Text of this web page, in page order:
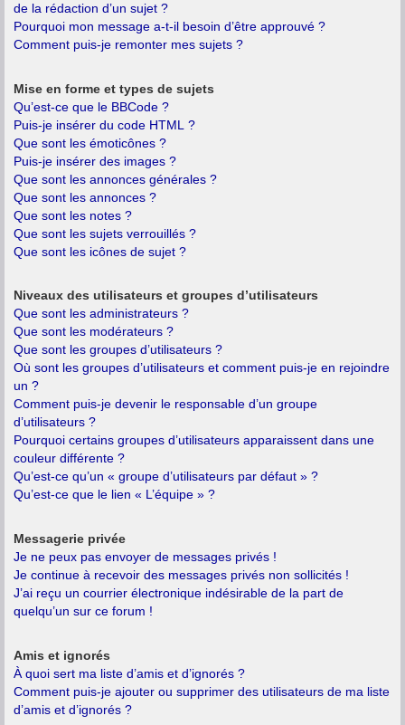
de la rédaction d’un sujet ?
Pourquoi mon message a-t-il besoin d’être approuvé ?
Comment puis-je remonter mes sujets ?
Mise en forme et types de sujets
Qu’est-ce que le BBCode ?
Puis-je insérer du code HTML ?
Que sont les émoticônes ?
Puis-je insérer des images ?
Que sont les annonces générales ?
Que sont les annonces ?
Que sont les notes ?
Que sont les sujets verrouillés ?
Que sont les icônes de sujet ?
Niveaux des utilisateurs et groupes d’utilisateurs
Que sont les administrateurs ?
Que sont les modérateurs ?
Que sont les groupes d’utilisateurs ?
Où sont les groupes d’utilisateurs et comment puis-je en rejoindre
un ?
Comment puis-je devenir le responsable d’un groupe
d’utilisateurs ?
Pourquoi certains groupes d’utilisateurs apparaissent dans une
couleur différente ?
Qu’est-ce qu’un « groupe d’utilisateurs par défaut » ?
Qu’est-ce que le lien « L’équipe » ?
Messagerie privée
Je ne peux pas envoyer de messages privés !
Je continue à recevoir des messages privés non sollicités !
J’ai reçu un courrier électronique indésirable de la part de
quelqu’un sur ce forum !
Amis et ignorés
À quoi sert ma liste d’amis et d’ignorés ?
Comment puis-je ajouter ou supprimer des utilisateurs de ma liste
d’amis et d’ignorés ?